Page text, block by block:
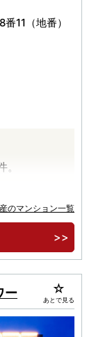
11（地番）
ス。
のマンション一覧
ー あとで見る